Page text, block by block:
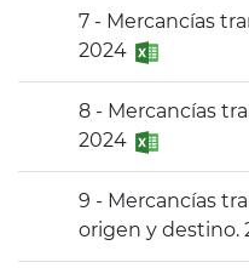
7 - Mercancías
2024
8 - Mercancías
2024
9 - Mercancías
origen y destino.